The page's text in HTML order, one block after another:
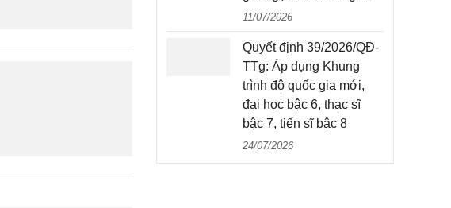
11/07/2026
Quyết định 39/2026/QĐ-
TTg: Áp dụng Khung
trình độ quốc gia mới,
đại học bậc 6, thạc sĩ
bậc 7, tiến sĩ bậc 8
24/07/2026